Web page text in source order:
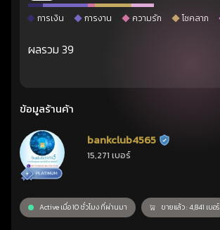
การเงิน การงาน ความรัก โชคลาภ
ผลรวม 39
ข้อมูลร้านค้า
bankclub4565 ร้านยืนยันแล้ว
15,271 เบอร์
Active เมื่อ 10 ชั่วโมง ที่ผ่านมา ขายแล้ว : 4,841 เบอร์